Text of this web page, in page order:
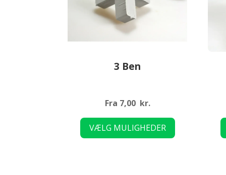
3 Ben
Fra 7,00 kr.
VÆLG MULIGHEDER